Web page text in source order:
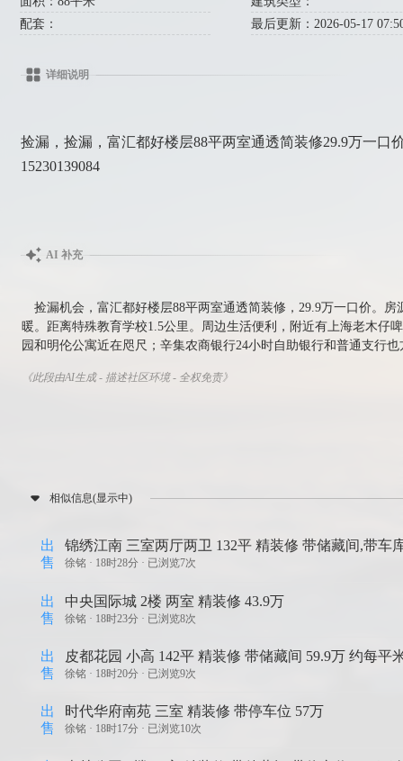
配套：
最后更新：2026-05-17
详细说明
捡漏，捡漏，富汇都好楼层88平两室通透简装修29.9万一口
15230139084
AI 补充
捡漏机会，富汇都好楼层88平两室通透简装修，29.9万一口价。
暖。距离特殊教育学校1.5公里。周边生活便利，附近有上海老木仔
园和明伦公寓近在咫尺；辛集农商银行24小时自助银行和普通支行
《此段由AI生成 - 描述社区环境 - 全权免责》
相似信息(显示中)
出
售
锦绣江南 三室两厅两卫 132平 精装修 带储藏间,带车
徐铭 · 18时28分 · 已浏览7次
出
售
中央国际城 2楼 两室 精装修 43.9万
徐铭 · 18时23分 · 已浏览8次
出
售
皮都花园 小高 142平 精装修 带储藏间 59.9万 约每平
徐铭 · 18时20分 · 已浏览9次
出
售
时代华府南苑 三室 精装修 带停车位 57万
徐铭 · 18时17分 · 已浏览10次